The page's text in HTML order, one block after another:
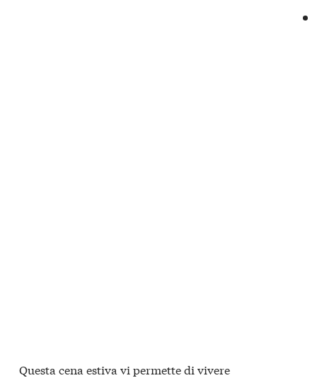
Questa cena estiva vi permette di vivere